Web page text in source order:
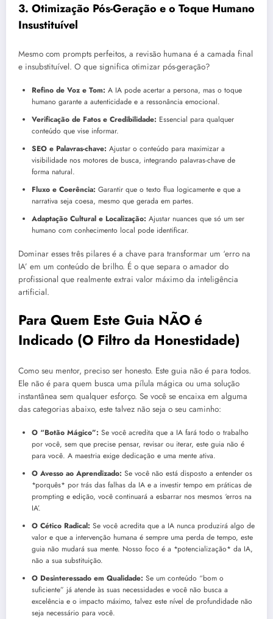
3. Otimização Pós-Geração e o Toque Humano
Insustituível
Mesmo com prompts perfeitos, a revisão humana é a camada final
e insubstituível. O que significa otimizar pós-geração?
Refino de Voz e Tom: A IA pode acertar a persona, mas o toque
humano garante a autenticidade e a ressonância emocional.
Verificação de Fatos e Credibilidade: Essencial para qualquer
conteúdo que vise informar.
SEO e Palavras-chave: Ajustar o conteúdo para maximizar a
visibilidade nos motores de busca, integrando palavras-chave de
forma natural.
Fluxo e Coerência: Garantir que o texto flua logicamente e que a
narrativa seja coesa, mesmo que gerada em partes.
Adaptação Cultural e Localização: Ajustar nuances que só um ser
humano com conhecimento local pode identificar.
Dominar esses três pilares é a chave para transformar um ‘erro na
IA’ em um conteúdo de brilho. É o que separa o amador do
profissional que realmente extrai valor máximo da inteligência
artificial.
Para Quem Este Guia NÃO é
Indicado (O Filtro da Honestidade)
Como seu mentor, preciso ser honesto. Este guia não é para todos.
Ele não é para quem busca uma pílula mágica ou uma solução
instantânea sem qualquer esforço. Se você se encaixa em alguma
das categorias abaixo, este talvez não seja o seu caminho:
O “Botão Mágico”: Se você acredita que a IA fará todo o trabalho
por você, sem que precise pensar, revisar ou iterar, este guia não é
para você. A maestria exige dedicação e uma mente ativa.
O Avesso ao Aprendizado: Se você não está disposto a entender os
*porquês* por trás das falhas da IA e a investir tempo em práticas de
prompting e edição, você continuará a esbarrar nos mesmos ‘erros na
IA’.
O Cético Radical: Se você acredita que a IA nunca produzirá algo de
valor e que a intervenção humana é sempre uma perda de tempo, este
guia não mudará sua mente. Nosso foco é a *potencialização* da IA,
não a sua substituição.
O Desinteressado em Qualidade: Se um conteúdo “bom o
suficiente” já atende às suas necessidades e você não busca a
excelência e o impacto máximo, talvez este nível de profundidade não
seja necessário para você.